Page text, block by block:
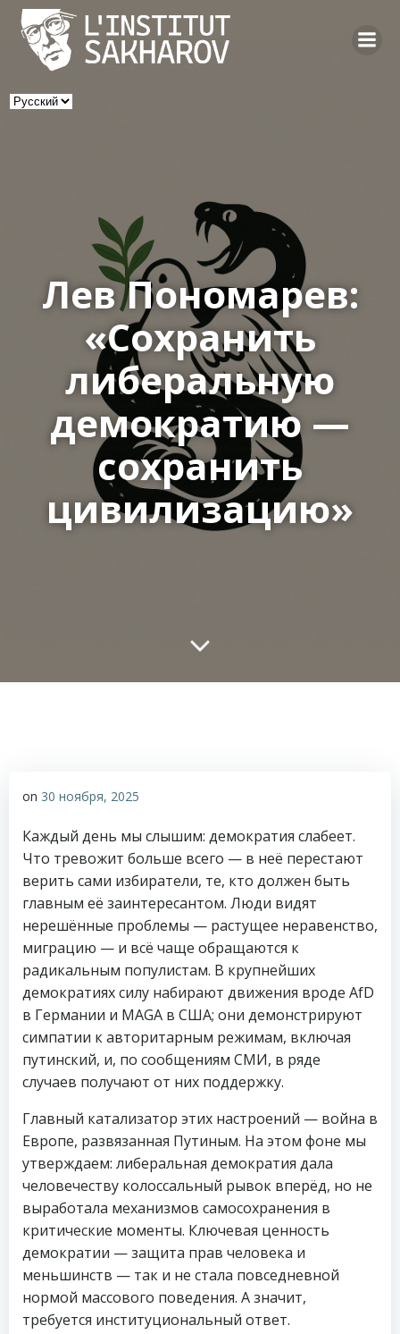
to
content
Выбрать
Лев Пономарев:
«Сохранить
либеральную
демократию —
сохранить
цивилизацию»
on 30 ноября, 2025
Каждый день мы слышим: демократия слабеет.
Что тревожит больше всего — в неё перестают
верить сами избиратели, те, кто должен быть
главным её заинтересантом. Люди видят
нерешённые проблемы — растущее неравенство,
миграцию — и всё чаще обращаются к
радикальным популистам. В крупнейших
демократиях силу набирают движения вроде AfD
в Германии и MAGA в США; они демонстрируют
симпатии к авторитарным режимам, включая
путинский, и, по сообщениям СМИ, в ряде
случаев получают от них поддержку.
Главный катализатор этих настроений — война в
Европе, развязанная Путиным. На этом фоне мы
утверждаем: либеральная демократия дала
человечеству колоссальный рывок вперёд, но не
выработала механизмов самосохранения в
критические моменты. Ключевая ценность
демократии — защита прав человека и
меньшинств — так и не стала повседневной
нормой массового поведения. А значит,
требуется институциональный ответ.